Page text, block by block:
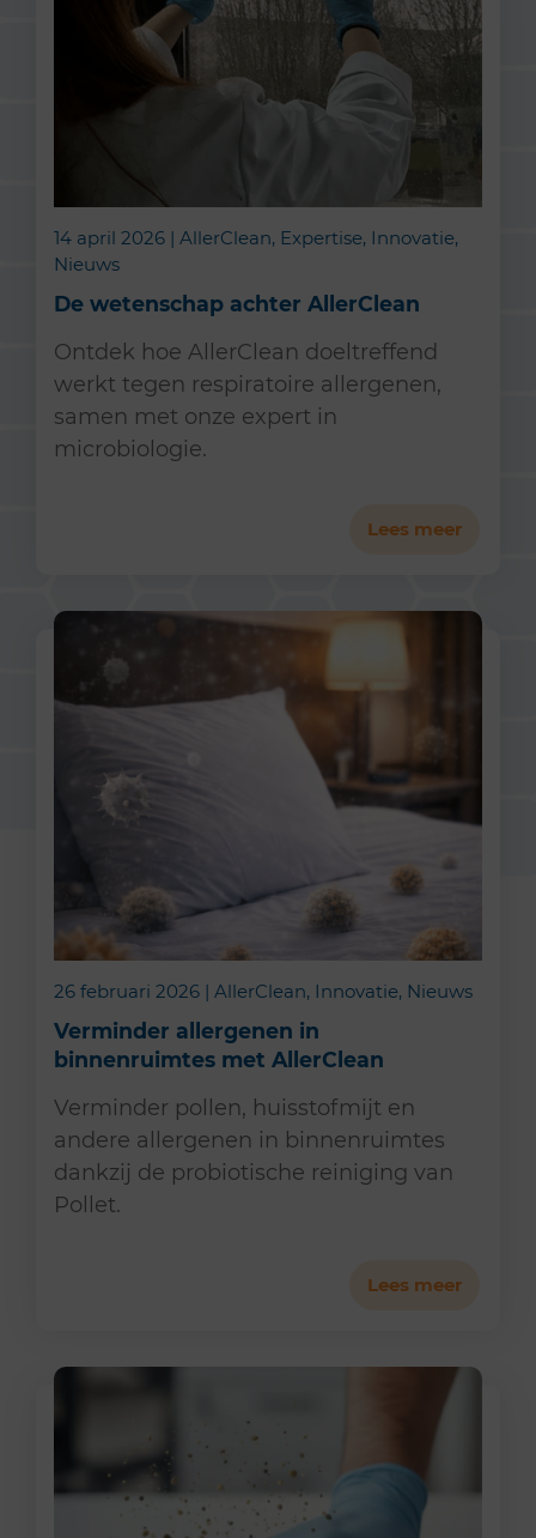
14 april 2026 | AllerClean, Expertise, Innovatie,
Nieuws
De wetenschap achter AllerClean
Ontdek hoe AllerClean doeltreffend
werkt tegen respiratoire allergenen,
samen met onze expert in
microbiologie.
Lees meer
26 februari 2026 | AllerClean, Innovatie, Nieuws
Verminder allergenen in
binnenruimtes met AllerClean
Verminder pollen, huisstofmijt en
andere allergenen in binnenruimtes
dankzij de probiotische reiniging van
Pollet.
Lees meer